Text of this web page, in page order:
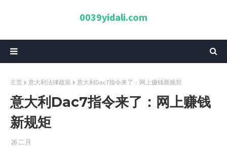
0039yidali.com
主页 意大利法律政策 意大利Dac7指令来了：网上赚钱新规矩
意大利Dac7指令来了：网上赚钱
新规矩
26 二月